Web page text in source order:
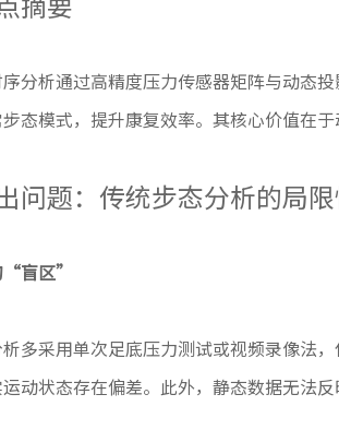
分析通过高精度压力传感器矩阵与动态
态模式，提升康复效率。其核心价值在于
问题：传统步态分析的局
“盲区”
多采用单次足底压力测试或视频录像法
动状态存在偏差。此外，静态数据无法